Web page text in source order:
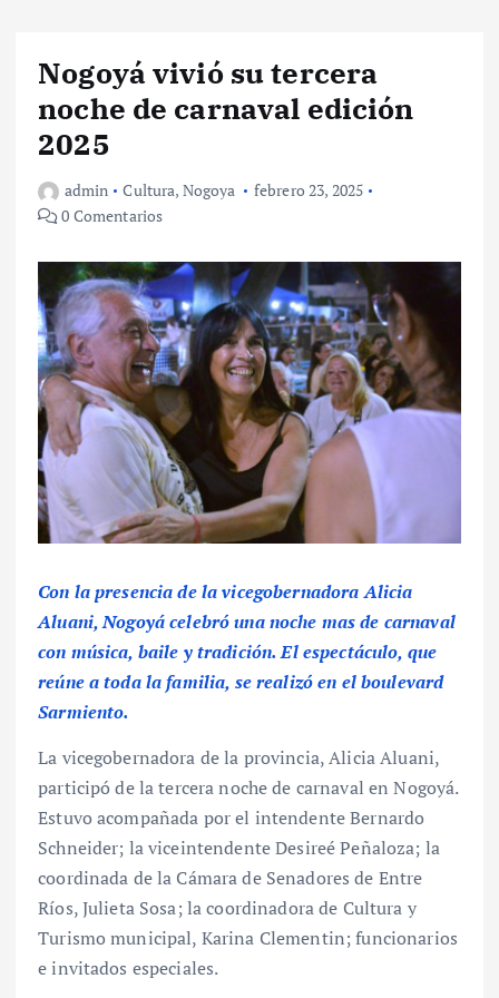
Nogoyá vivió su tercera
noche de carnaval edición
2025
admin Cultura, Nogoya
febrero 23, 2025
0 Comentarios
Con la presencia de la vicegobernadora Alicia
Aluani, Nogoyá celebró una noche mas de carnaval
con música, baile y tradición. El espectáculo, que
reúne a toda la familia, se realizó en el boulevard
Sarmiento.
La vicegobernadora de la provincia, Alicia Aluani,
participó de la tercera noche de carnaval en Nogoyá.
Estuvo acompañada por el intendente Bernardo
Schneider; la viceintendente Desireé Peñaloza; la
coordinada de la Cámara de Senadores de Entre
Ríos, Julieta Sosa; la coordinadora de Cultura y
Turismo municipal, Karina Clementin; funcionarios
e invitados especiales.